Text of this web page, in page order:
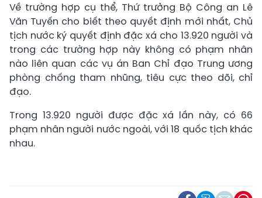
Về trường hợp cụ thể, Thứ trưởng Bộ Công an Lê
Văn Tuyến cho biết theo quyết định mới nhất, Chủ
tịch nước ký quyết định đặc xá cho 13.920 người và
trong các trường hợp này không có phạm nhân
nào liên quan các vụ án Ban Chỉ đạo Trung ương
phòng chống tham nhũng, tiêu cực theo dõi, chỉ
đạo.
Trong 13.920 người được đặc xá lần này, có 66
phạm nhân người nước ngoài, với 18 quốc tịch khác
nhau.